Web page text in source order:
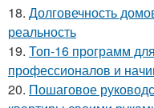
18. Долговечность
реальность
19. Топ-16 программ
профессионалов и
20. Пошаговое